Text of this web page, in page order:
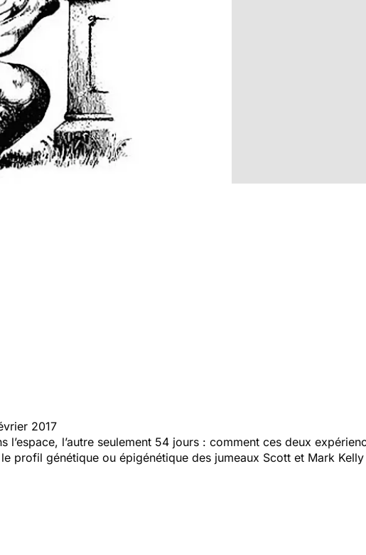
2017
l’espace, l’autre seulement 54 jours : comment ces deux
profil génétique ou épigénétique des jumeaux Scott et Mark Kelly